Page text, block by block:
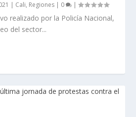
| Cali, Regiones | 0 |
realizado por la Policía Nacional,
del sector...